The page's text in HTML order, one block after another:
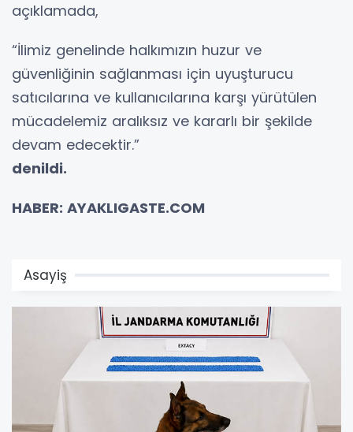
açıklamada,
“İlimiz genelinde halkımızın huzur ve
güvenliğinin sağlanması için uyuşturucu
satıcılarına ve kullanıcılarına karşı yürütülen
mücadelemiz aralıksız ve kararlı bir şekilde
devam edecektir.”
denildi.
HABER: AYAKLIGASTE.COM
Asayiş